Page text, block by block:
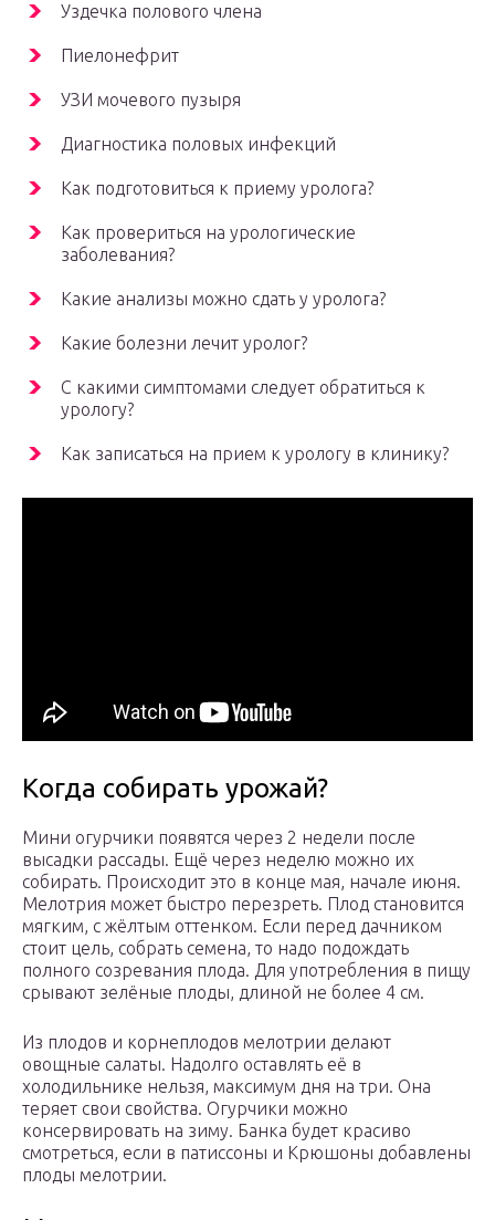
Уздечка полового члена
Пиелонефрит
УЗИ мочевого пузыря
Диагностика половых инфекций
Как подготовиться к приему уролога?
Как провериться на урологические
заболевания?
Какие анализы можно сдать у уролога?
Какие болезни лечит уролог?
С какими симптомами следует обратиться к
урологу?
Как записаться на прием к урологу в клинику?
Когда собирать урожай?
Мини огурчики появятся через 2 недели после
высадки рассады. Ещё через неделю можно их
собирать. Происходит это в конце мая, начале июня.
Мелотрия может быстро перезреть. Плод становится
мягким, с жёлтым оттенком. Если перед дачником
стоит цель, собрать семена, то надо подождать
полного созревания плода. Для употребления в пищу
срывают зелёные плоды, длиной не более 4 см.
Из плодов и корнеплодов мелотрии делают
овощные салаты. Надолго оставлять её в
холодильнике нельзя, максимум дня на три. Она
теряет свои свойства. Огурчики можно
консервировать на зиму. Банка будет красиво
смотреться, если в патиссоны и Крюшоны добавлены
плоды мелотрии.